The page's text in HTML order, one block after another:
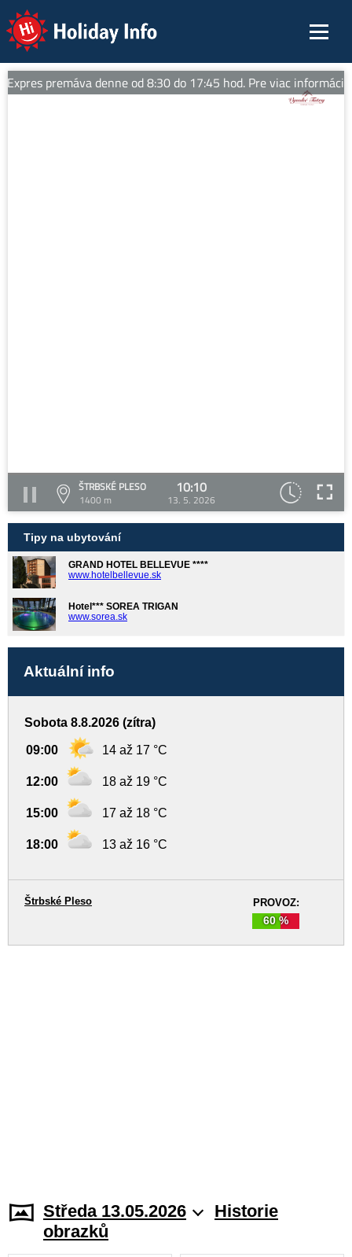
Holiday Info
premáva denne od 8:30 do 17:45 hod. Pre viac
ŠTRBSKÉ PLESO
1400 m
10:10
13. 5. 2026
Tipy na ubytování
GRAND HOTEL BELLEVUE ****
www.hotelbellevue.sk
Hotel*** SOREA TRIGAN
www.sorea.sk
Aktuální info
Sobota 8.8.2026 (zítra)
09:00 14 až 17 °C
12:00 18 až 19 °C
15:00 17 až 18 °C
18:00 13 až 16 °C
PROVOZ:
60 %
Štrbské Pleso
Středa 13.05.2026
Historie
obrazků